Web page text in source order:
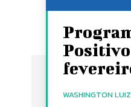
WASHINGTON LUIZ